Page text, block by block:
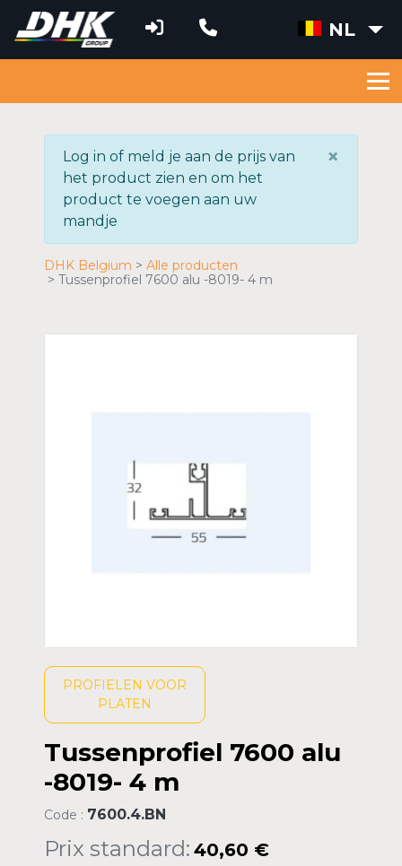
NL
×
Log in of meld je aan de prijs van
het product zien en om het
product te voegen aan uw
mandje
DHK Belgium
Alle producten
Tussenprofiel 7600 alu -8019- 4 m
PROFIELEN VOOR
PLATEN
Tussenprofiel 7600 alu
-8019- 4 m
Code : 7600.4.BN
Prix standard: 40,60 €